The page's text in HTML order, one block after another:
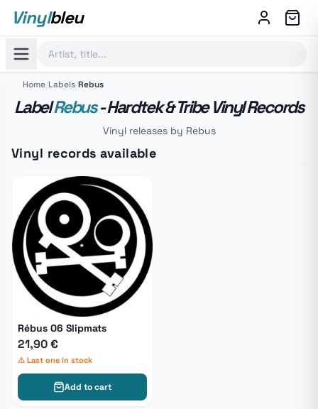
Vinylbleu
Home/Labels/Rebus
LabelRebus- Hardtek & Tribe Vinyl Records
Vinyl releases by Rebus
Vinyl records available
Rébus 06 Slipmats
21,90 €
⚠ Last one in stock
Add to cart